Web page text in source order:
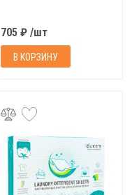
705 ₽ /шт
В КОРЗИНУ